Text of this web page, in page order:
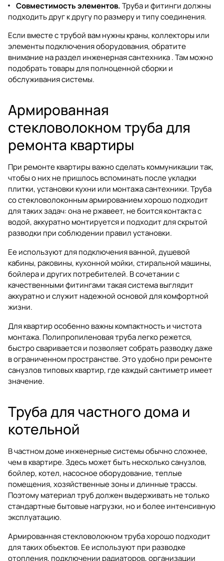
Совместимость элементов.Труба и фитинги должны
подходить друг к другу по размеру и типу соединения.
Если вместе с трубой вам нужны краны, коллекторы или
элементы подключения оборудования, обратите
внимание на раздел инженерная сантехника. Там можно
подобрать товары для полноценной сборки и
обслуживания системы.
Армированная
стекловолокном труба для
ремонта квартиры
При ремонте квартиры важно сделать коммуникации так,
чтобы о них не пришлось вспоминать после укладки
плитки, установки кухни или монтажа сантехники. Труба
со стекловолоконным армированием хорошо подходит
для таких задач: она не ржавеет, не боится контакта с
водой, аккуратно монтируется и подходит для скрытой
разводки при соблюдении правил установки.
Ее используют для подключения ванной, душевой
кабины, раковины, кухонной мойки, стиральной машины,
бойлера и других потребителей. В сочетании с
качественными фитингами такая система выглядит
аккуратно и служит надежной основой для комфортной
жизни.
Для квартир особенно важны компактность и чистота
монтажа. Полипропиленовая труба легко режется,
быстро сваривается и позволяет собрать разводку даже
в ограниченном пространстве. Это удобно при ремонте
санузлов типовых квартир, где каждый сантиметр имеет
значение.
Труба для частного дома и
котельной
В частном доме инженерные системы обычно сложнее,
чем в квартире. Здесь может быть несколько санузлов,
бойлер, котел, насосное оборудование, теплые
помещения, хозяйственные зоны и длинные трассы.
Поэтому материал труб должен выдерживать не только
стандартные бытовые нагрузки, но и более интенсивную
эксплуатацию.
Армированная стекловолокном труба хорошо подходит
для таких объектов. Ее используют при разводке
отопления, подключении радиаторов, организации